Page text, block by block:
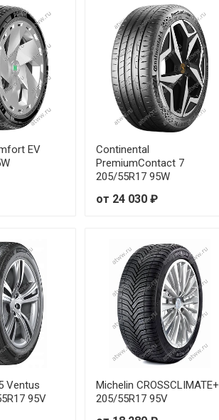
от 4 710 ₽
от 5 260 ₽
от 5 870 ₽
от 5 680 ₽
от 6 000 ₽
от 7 090 ₽
от 6 440 ₽
от 6 780 ₽
EV
Continental
PremiumContact 7
205/55R17 95W
от 24 030 ₽
Ventus
95V
Michelin CROSSCLIMATE+
205/55R17 95V